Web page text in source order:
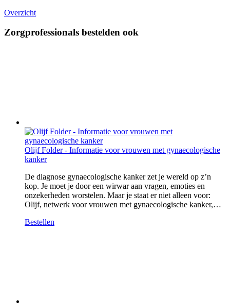
Overzicht
Zorgprofessionals bestelden ook
Olijf Folder - Informatie voor vrouwen met gynaecologische
kanker
De diagnose gynaecologische kanker zet je wereld op z’n
kop. Je moet je door een wirwar aan vragen, emoties en
onzekerheden worstelen. Maar je staat er niet alleen voor:
Olijf, netwerk voor vrouwen met gynaecologische kanker,…
Bestellen